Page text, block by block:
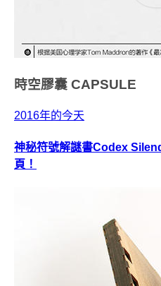
時空膠囊 CAPSULE
2016年的今天
神秘符號解謎書Codex
頁！